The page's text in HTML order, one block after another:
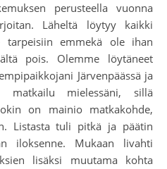
perusteella vuonna
Läheltä löytyy kaikki
tarpeisiin emmekä ole ihan
pois. Olemme löytäneet
Järvenpäässä ja
matkailu mielessäni, sillä
on mainio matkakohde,
Listasta tuli pitkä ja päätin
iloksenne. Mukaan livahti
lisäksi muutama kohta